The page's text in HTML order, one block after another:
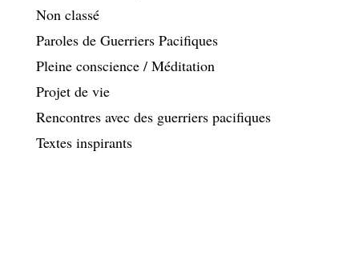
Non classé
Paroles de Guerriers Pacifiques
Pleine conscience / Méditation
Projet de vie
Rencontres avec des guerriers pacifiques
Textes inspirants